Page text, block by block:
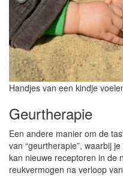
Handjes van een kindje
Geurtherapie
Een andere manier om de
van “geurtherapie”, waarbij
kan nieuwe receptoren in de
reukvermogen na verloop